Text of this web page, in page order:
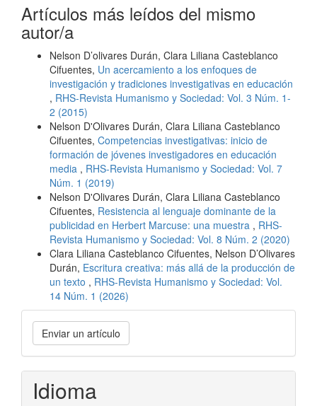
Artículos más leídos del mismo
autor/a
Nelson D’olivares Durán, Clara Liliana Casteblanco
Cifuentes, Un acercamiento a los enfoques de
investigación y tradiciones investigativas en educación
, RHS-Revista Humanismo y Sociedad: Vol. 3 Núm. 1-
2 (2015)
Nelson D'Olivares Durán, Clara Liliana Casteblanco
Cifuentes, Competencias investigativas: inicio de
formación de jóvenes investigadores en educación
media , RHS-Revista Humanismo y Sociedad: Vol. 7
Núm. 1 (2019)
Nelson D'Olivares Durán, Clara Liliana Casteblanco
Cifuentes, Resistencia al lenguaje dominante de la
publicidad en Herbert Marcuse: una muestra , RHS-
Revista Humanismo y Sociedad: Vol. 8 Núm. 2 (2020)
Clara Liliana Casteblanco Cifuentes, Nelson D’Olivares
Durán, Escritura creativa: más allá de la producción de
un texto , RHS-Revista Humanismo y Sociedad: Vol.
14 Núm. 1 (2026)
Enviar
un
artículo
Enviar un artículo
Idioma